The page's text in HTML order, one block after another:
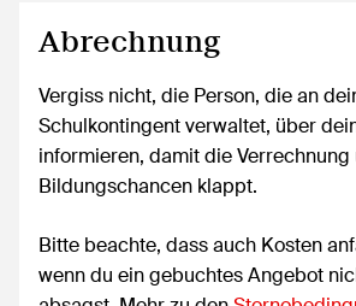
Abrechnung
Vergiss nicht, die Person, die an
Schulkontingent verwaltet, über
informieren, damit die
Bildungschancen klappt.
Bitte beachte, dass auch Kosten
wenn du ein gebuchtes Angebot